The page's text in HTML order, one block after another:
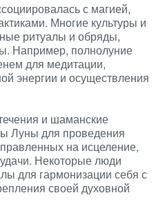
с магией,
Многие культуры и
ритуалы и обряды,
Например, полнолуние
для медитации,
энергии и осуществления
и шаманские
Луны для проведения
на исцеление,
Некоторые люди
для гармонизации себя с
своей духовной